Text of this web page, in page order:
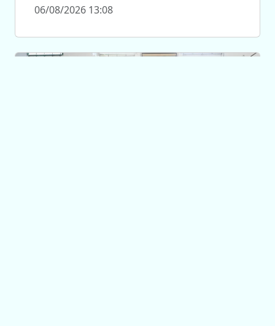
06/08/2026 13:08